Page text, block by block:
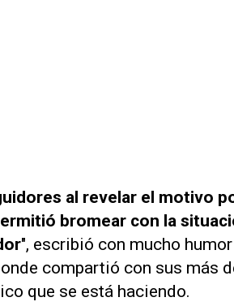
al revelar el motivo
bromear con la
", escribió con mucho
compartió con sus más
que se está haciendo.